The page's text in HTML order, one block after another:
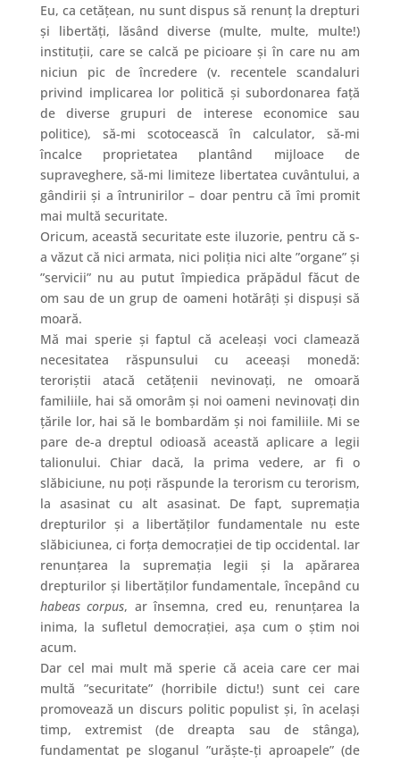
Eu, ca cetățean, nu sunt dispus să renunț la drepturi
și libertăți, lăsând diverse (multe, multe, multe!)
instituții, care se calcă pe picioare și în care nu am
niciun pic de încredere (v. recentele scandaluri
privind implicarea lor politică și subordonarea față
de diverse grupuri de interese economice sau
politice), să-mi scotocească în calculator, să-mi
încalce proprietatea plantând mijloace de
supraveghere, să-mi limiteze libertatea cuvântului, a
gândirii și a întrunirilor – doar pentru că îmi promit
mai multă securitate.
Oricum, această securitate este iluzorie, pentru că s-
a văzut că nici armata, nici poliția nici alte ”organe” și
”servicii” nu au putut împiedica prăpădul făcut de
om sau de un grup de oameni hotărâți și dispuși să
moară.
Mă mai sperie și faptul că aceleași voci clamează
necesitatea răspunsului cu aceeași monedă:
teroriștii atacă cetățenii nevinovați, ne omoară
familiile, hai să omorâm și noi oameni nevinovați din
țările lor, hai să le bombardăm și noi familiile. Mi se
pare de-a dreptul odioasă această aplicare a legii
talionului. Chiar dacă, la prima vedere, ar fi o
slăbiciune, nu poți răspunde la terorism cu terorism,
la asasinat cu alt asasinat. De fapt, supremația
drepturilor și a libertăților fundamentale nu este
slăbiciunea, ci forța democrației de tip occidental. Iar
renunțarea la supremația legii și la apărarea
drepturilor și libertăților fundamentale, începând cu
habeas corpus, ar însemna, cred eu, renunțarea la
inima, la sufletul democrației, așa cum o știm noi
acum.
Dar cel mai mult mă sperie că aceia care cer mai
multă ”securitate” (horribile dictu!) sunt cei care
promovează un discurs politic populist și, în același
timp, extremist (de dreapta sau de stânga),
fundamentat pe sloganul ”urăște-ți aproapele” (de